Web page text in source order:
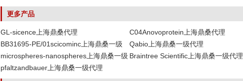
更多产品
GL-sicence上海鼎桑代理 C04Anovoprotein上海鼎桑代理
BB31695-PE/01scicominc上海鼎桑一级
代理
Qabio上海鼎桑一级代理
microspheres-nanospheres上海鼎桑一级
代理
Braintree Scientific上海鼎桑一级代理
pfaltzandbauer上海鼎桑一级代理